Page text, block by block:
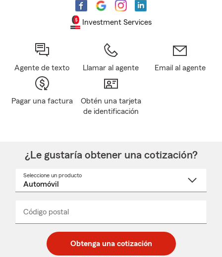
Investment Services
Agente de texto Llamar al agente Email al agente
Pagar una factura
Obtén una tarjeta
de identificación
¿Le gustaría obtener una cotización?
Seleccione un producto
desplegable
Código postal
de
de
_____
Obtenga una cotización